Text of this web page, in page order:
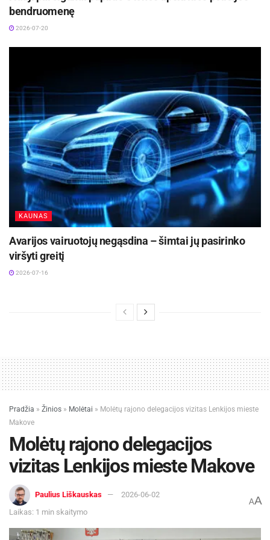
bendruomenę
2026-07-20
KAUNAS
Avarijos vairuotojų negąsdina – šimtai jų pasirinko
viršyti greitį
2026-07-16
Pradžia » Žinios » Molėtai » Molėtų rajono delegacijos vizitas Lenkijos mieste
Makove
Molėtų rajono delegacijos
vizitas Lenkijos mieste Makove
Paulius Liškauskas
2026-06-02
Laikas: 1 min skaitymo
AA